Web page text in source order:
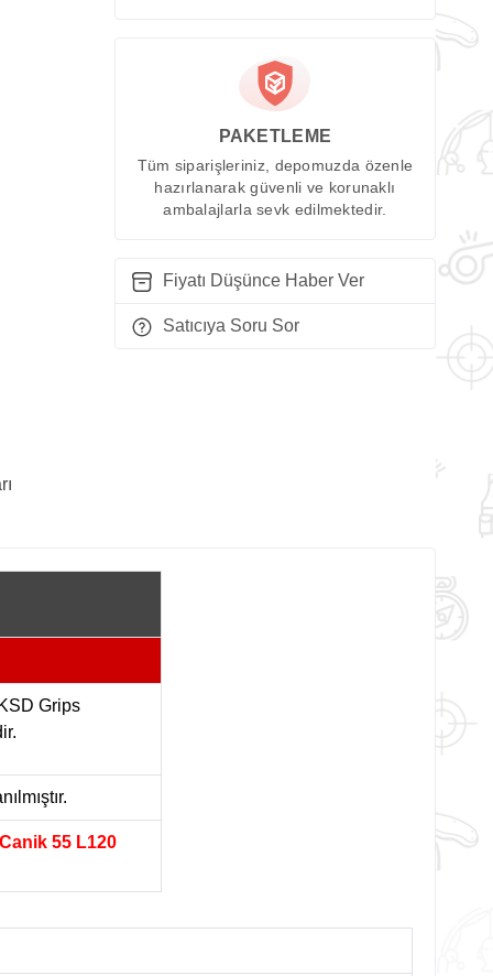
PAKETLEME
Tüm siparişleriniz, depomuzda özenle
hazırlanarak güvenli ve korunaklı
ambalajlarla sevk edilmektedir.
Fiyatı Düşünce Haber Ver
Satıcıya Soru Sor
Grips
55 L120